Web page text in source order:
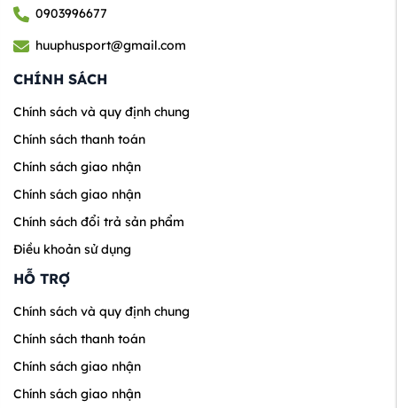
0903996677
huuphusport@gmail.com
CHÍNH SÁCH
Chính sách và quy định chung
Chính sách thanh toán
Chính sách giao nhận
Chính sách giao nhận
Chính sách đổi trả sản phẩm
Điều khoản sử dụng
HỖ TRỢ
Chính sách và quy định chung
Chính sách thanh toán
Chính sách giao nhận
Chính sách giao nhận